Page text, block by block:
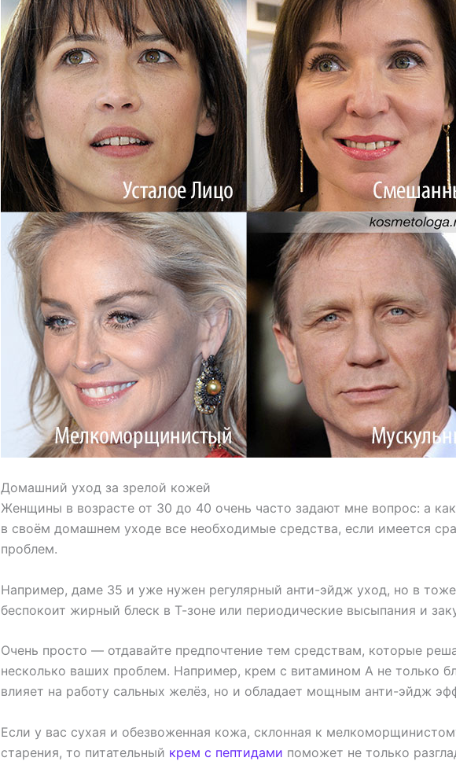
Домашний уход за зрелой кожей
Женщины в возрасте от 30 до 40 очень часто задают мне вопрос: а
в своём домашнем уходе все необходимые средства, если имеется
проблем.
Например, даме 35 и уже нужен регулярный анти-эйдж уход, но в
беспокоит жирный блеск в Т-зоне или периодические высыпания и
Очень просто — отдавайте предпочтение тем средствам, которые
несколько ваших проблем. Например, крем с витамином А не только
влияет на работу сальных желёз, но и обладает мощным анти-эйдж
Если у вас сухая и обезвоженная кожа, склонная к
старения, то питательный крем с пептидами поможет не только